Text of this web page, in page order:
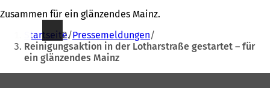
Zusammen für ein glänzendes Mainz.
befinden
sich
hier:
Startseite Pressemeldungen
Reinigungsaktion in der Lotharstraße gestartet – für
ein glänzendes Mainz